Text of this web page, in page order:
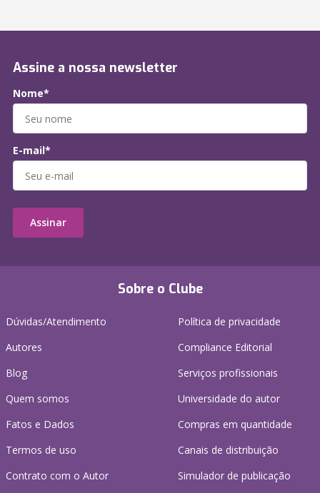
Sobre o Clube
Dúvidas/Atendimento
Autores
Blog
Quem somos
Fatos e Dados
Termos de uso
Contrato com o Autor
Política de privacidade
Compliance Editorial
Serviços profissionais
Universidade do autor
Compras em quantidade
Canais de distribuição
Simulador de publicação
Assine a nossa newsletter
Nome*
E-mail*
Assinar